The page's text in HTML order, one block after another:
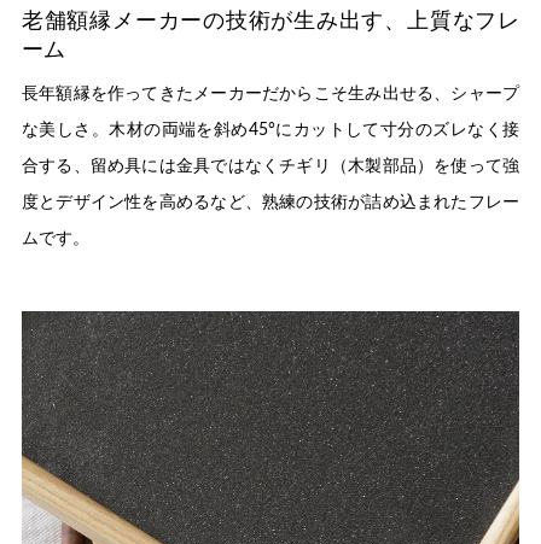
老舗額縁メーカーの技術が生み出す、上質なフレ
ーム
長年額縁を作ってきたメーカーだからこそ生み出せる、シャープ
な美しさ。木材の両端を斜め45°にカットして寸分のズレなく接
合する、留め具には金具ではなくチギリ（木製部品）を使って強
度とデザイン性を高めるなど、熟練の技術が詰め込まれたフレー
ムです。